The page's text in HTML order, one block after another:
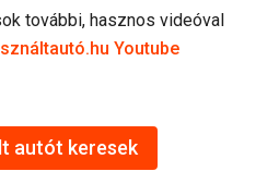
további, hasznos videóval
Youtube
autót keresek